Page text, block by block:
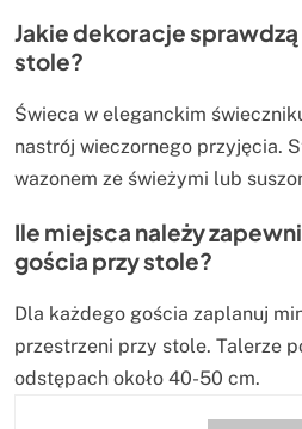
Jakie dekoracje
stole?
Świeca w eleganckim
nastrój wieczornego przyjęcia.
wazonem ze świeżymi lub
Ile miejsca należy
gościa przy stole?
Dla każdego gościa zaplanuj
przestrzeni przy stole. Talerze
odstępach około 40-50 cm.